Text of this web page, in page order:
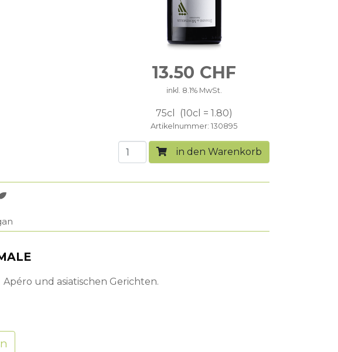
13.50 CHF
inkl. 8.1% MwSt.
75cl 10cl = 1.80
Artikelnummer 130895
in den Warenkorb
Apéro und asiatischen Gerichten.